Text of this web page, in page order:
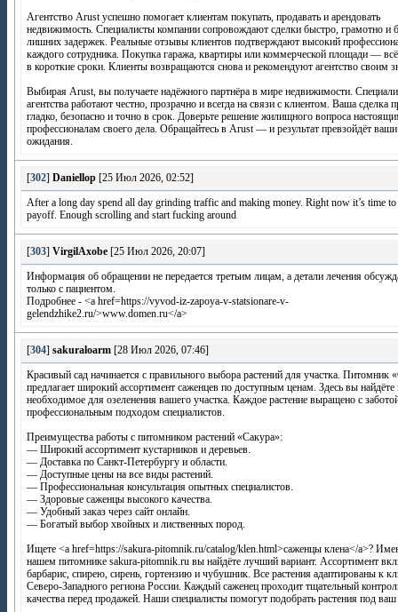
Агентство Arust успешно помогает клиентам покупать, продавать и арендовать
недвижимость. Специалисты компании сопровождают сделки быстро, грамотно и
лишних задержек. Реальные отзывы клиентов подтверждают высокий
каждого сотрудника. Покупка гаража, квартиры или коммерческой площади —
в короткие сроки. Клиенты возвращаются снова и рекомендуют агентство своим
Выбирая Arust, вы получаете надёжного партнёра в мире недвижимости.
агентства работают честно, прозрачно и всегда на связи с клиентом. Ваша сделка
гладко, безопасно и точно в срок. Доверьте решение жилищного вопроса
профессионалам своего дела. Обращайтесь в Arust — и результат превзойдёт ваши
ожидания.
302 Daniellop [25 Июл 2026, 02:52]
After a long day spend all day grinding traffic and making money. Right now it’s time
payoff. Enough scrolling and start fucking around
303 VirgilAxobe [25 Июл 2026, 20:07]
Информация об обращении не передается третьим лицам, а детали лечения
только с пациентом.
Подробнее - <a href=https://vyvod-iz-zapoya-v-statsionare-v-
gelendzhike2.ru/>www.domen.ru</a>
304 sakuraloarm [28 Июл 2026, 07:46]
Красивый сад начинается с правильного выбора растений для участка. Питомник
предлагает широкий ассортимент саженцев по доступным ценам. Здесь вы найдёте
необходимое для озеленения вашего участка. Каждое растение выращено с
профессиональным подходом специалистов.
Преимущества работы с питомником растений «Сакура»:
— Широкий ассортимент кустарников и деревьев.
— Доставка по Санкт-Петербургу и области.
— Доступные цены на все виды растений.
— Профессиональная консультация опытных специалистов.
— Здоровые саженцы высокого качества.
— Удобный заказ через сайт онлайн.
— Богатый выбор хвойных и лиственных пород.
Ищете <a href=https://sakura-pitomnik.ru/catalog/klen.html>саженцы клена</a>?
нашем питомнике sakura-pitomnik.ru вы найдёте лучший вариант. Ассортимент
барбарис, спирею, сирень, гортензию и чубушник. Все растения адаптированы к
Северо-Западного региона России. Каждый саженец проходит тщательный
качества перед продажей. Наши специалисты помогут подобрать растения под ваш